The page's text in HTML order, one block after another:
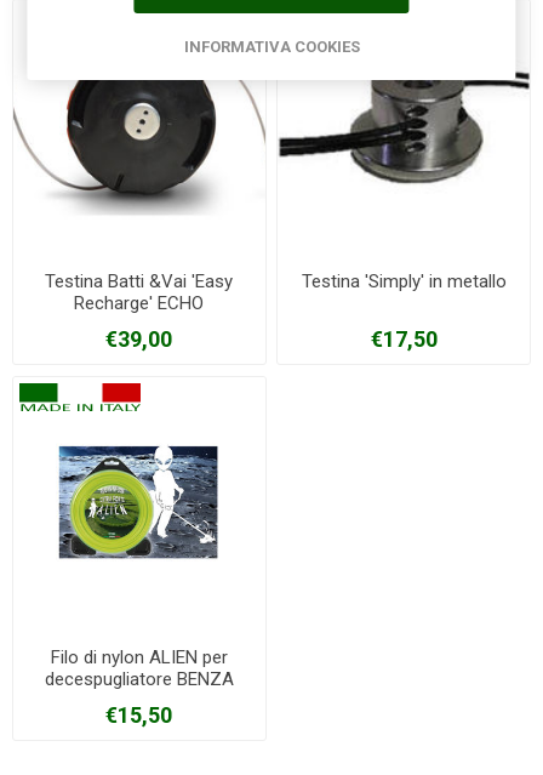
Testina Batti &Vai 'Easy
Recharge' ECHO
€39,00
Testina 'Simply' in metallo
€17,50
Filo di nylon ALIEN per
decespugliatore BENZA
€15,50
INFORMATIVA COOKIES